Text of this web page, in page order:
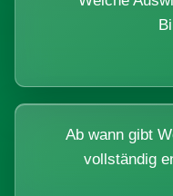
Ab wann gibt
vollständig